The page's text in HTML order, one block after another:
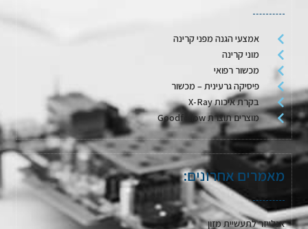
אמצעי הגנה מפני קרינה
מוני קרינה
מכשור רפואי
פיסיקה גרעינית – מכשור
בקרת איכות X-Ray
מוצרים תוצרת Goodfellow
מאמרים אחרונים:
אנלייזר לתעשיית מזון